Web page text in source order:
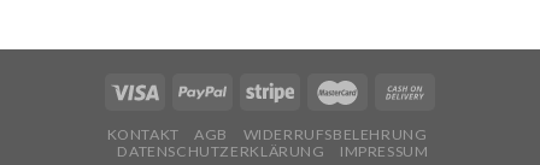
KONTAKT AGB
WIDERRUFSBELEHRUNG
DATENSCHUTZERKLÄRUNG
IMPRESSUM